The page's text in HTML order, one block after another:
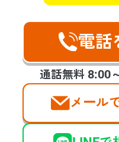
電話
通話無料 8:00
メール
貴重品探索ゴミ屋
不動産整理･買取ハ
生前整理 福祉整理
お客様の声会社案内